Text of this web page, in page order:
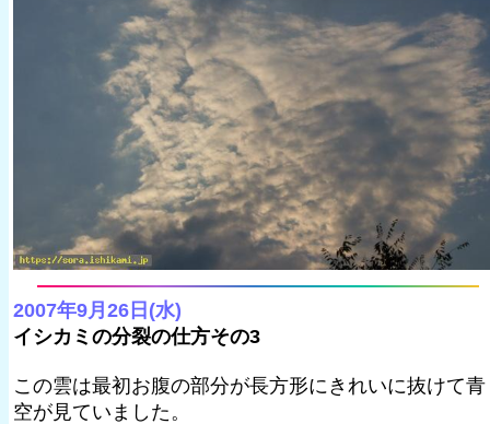
2007年9月26日(水)
イシカミの分裂の仕方その3
この雲は最初お腹の部分が長方形にきれいに抜けて青
空が見ていました。